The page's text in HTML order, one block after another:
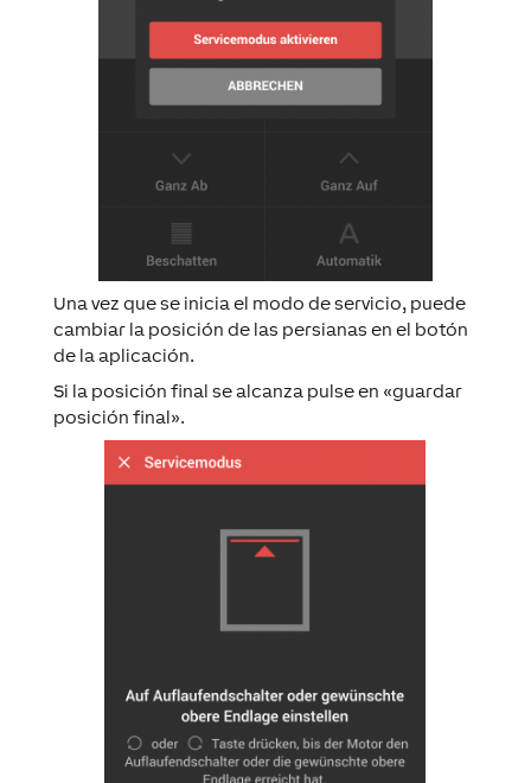
Una vez que se inicia el modo de servicio, puede
cambiar la posición de las persianas en el botón
de la aplicación.
Si la posición final se alcanza pulse en «guardar
posición final».